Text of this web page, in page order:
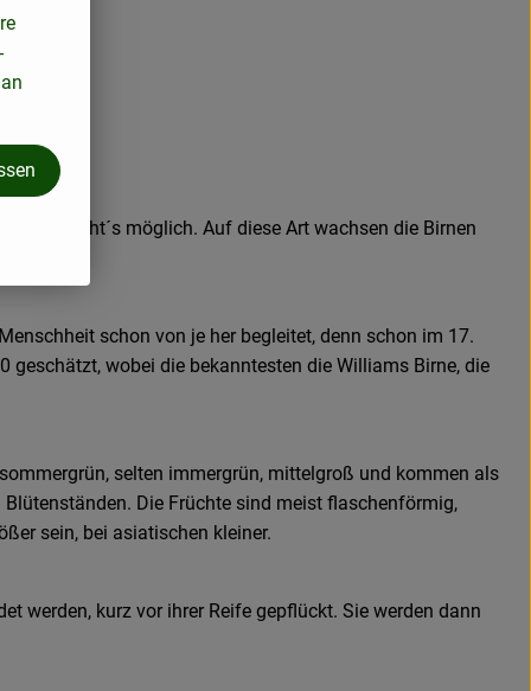
macht´s möglich. Auf diese Art wachsen die Birnen
schon von je her begleitet, denn schon im 17.
wobei die bekanntesten die Williams Birne, die
selten immergrün, mittelgroß und kommen als
Die Früchte sind meist flaschenförmig,
sein, bei asiatischen kleiner.
werden, kurz vor ihrer Reife gepflückt. Sie werden dann